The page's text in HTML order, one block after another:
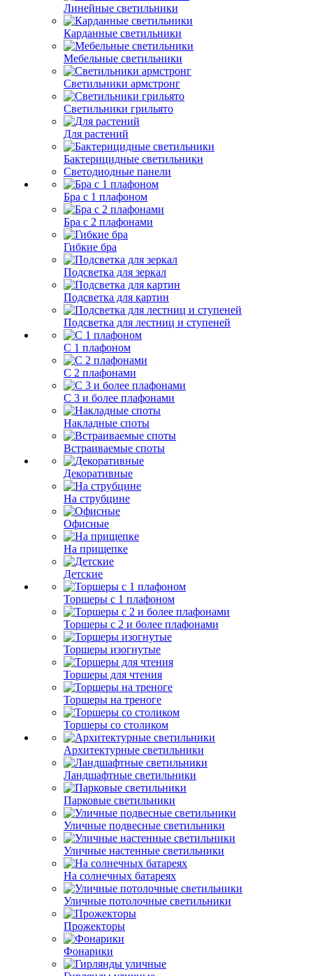
Линейные светильники
Карданные светильники
Мебельные светильники
Светильники армстронг
Светильники грильято
Для растений
Бактерицидные светильники
Светодиодные панели
Бра с 1 плафоном
Бра с 2 плафонами
Гибкие бра
Подсветка для зеркал
Подсветка для картин
Подсветка для лестниц и ступеней
С 1 плафоном
С 2 плафонами
С 3 и более плафонами
Накладные споты
Встраиваемые споты
Декоративные
На струбцине
Офисные
На прищепке
Детские
Торшеры с 1 плафоном
Торшеры с 2 и более плафонами
Торшеры изогнутые
Торшеры для чтения
Торшеры на треноге
Торшеры со столиком
Архитектурные светильники
Ландшафтные светильники
Парковые светильники
Уличные подвесные светильники
Уличные настенные светильники
На солнечных батареях
Уличные потолочные светильники
Прожекторы
Фонарики